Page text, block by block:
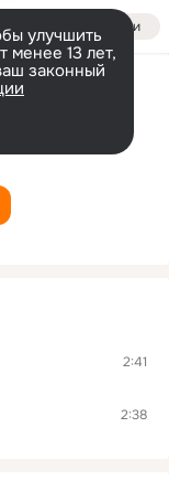
Войти
улучшить
менее 13 лет,
законный
2:41
2:38